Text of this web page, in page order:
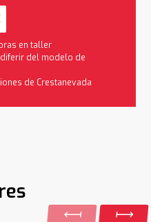
en taller
del modelo de
de Crestanevada